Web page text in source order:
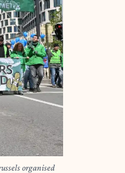
organised